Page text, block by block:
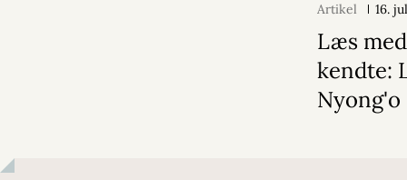
Artikel 16.
Læs
kendte:
Nyong'o